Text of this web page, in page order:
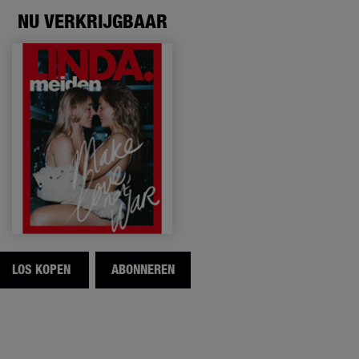
NU VERKRIJGBAAR
LOS KOPEN ABONNEREN